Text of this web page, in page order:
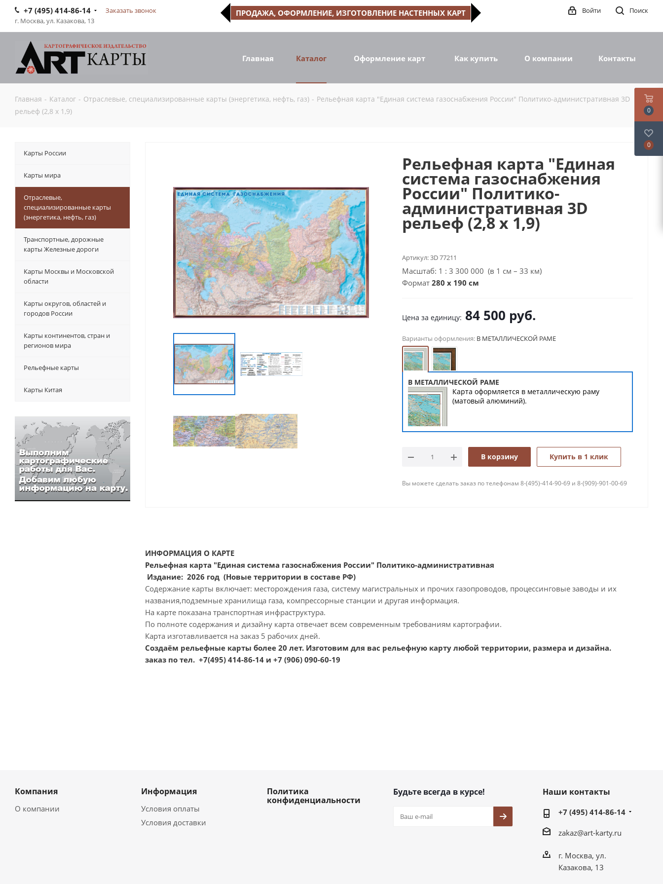
+7 (495) 414-86-14
Заказать звонок
г. Москва, ул. Казакова, 13
ПРОДАЖА, ОФОРМЛЕНИЕ, ИЗГОТОВЛЕНИЕ НАСТЕННЫХ КАРТ Поиск
Войти
Главная Каталог Оформление карт Как купить О компании Контакты
Главная - Каталог - Отраслевые, специализированные карты (энергетика, нефть, газ) - Рельефная карта "Единая система газоснабжения России" Политико-административная 3D
рельеф (2,8 х 1,9)
Рельефная карта "Единая
система газоснабжения
России" Политико-
административная 3D
рельеф (2,8 х 1,9)
Артикул:3D 77211
Масштаб: 1 : 3 300 000 (в 1 см – 33 км)
Формат 280 х 190 см
Цена за единицу: 84 500 руб.
Варианты оформления: В МЕТАЛЛИЧЕСКОЙ РАМЕ
В МЕТАЛЛИЧЕСКОЙ РАМЕ
Карта оформляется в металлическую раму
(матовый алюминий).
В корзину Купить в 1 клик
Вы можете сделать заказ по телефонам 8-(495)-414-90-69 и 8-(909)-901-00-69
ИНФОРМАЦИЯ О КАРТЕ
Рельефная карта "Единая система газоснабжения России" Политико-административная
Издание: 2026 год (Новые территории в составе РФ)
Содержание карты включает: месторождения газа, систему магистральных и прочих газопроводов, процессинговые заводы и их
названия,подземные хранилища газа, компрессорные станции и другая информация.
На карте показана транспортная инфраструктура.
По полноте содержания и дизайну карта отвечает всем современным требованиям картографии.
Карта изготавливается на заказ 5 рабочих дней.
Создаём рельефные карты более 20 лет. Изготовим для вас рельефную карту любой территории, размера и дизайна.
заказ по тел. +7(495) 414-86-14 и +7 (906) 090-60-19
Карты России
Карты мира
Отраслевые,
специализированные карты
(энергетика, нефть, газ)
Транспортные, дорожные
карты Железные дороги
Карты Москвы и Московской
области
Карты округов, областей и
городов России
Карты континентов, стран и
регионов мира
Рельефные карты
Карты Китая
Компания
О компании
Информация
Условия оплаты
Условия доставки
Политика
конфиденциальности
Будьте всегда в курсе! Наши контакты
+7 (495) 414-86-14
zakaz@art-karty.ru
г. Москва, ул.
Казакова, 13
0
0